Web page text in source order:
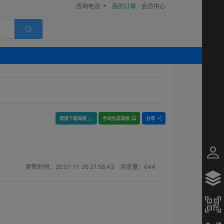
咨询电话 我的订单 会员中心
直接下载海报 手动生成海报 分享
更新时间： 2021-11-26 21:56:43 浏览量： 644